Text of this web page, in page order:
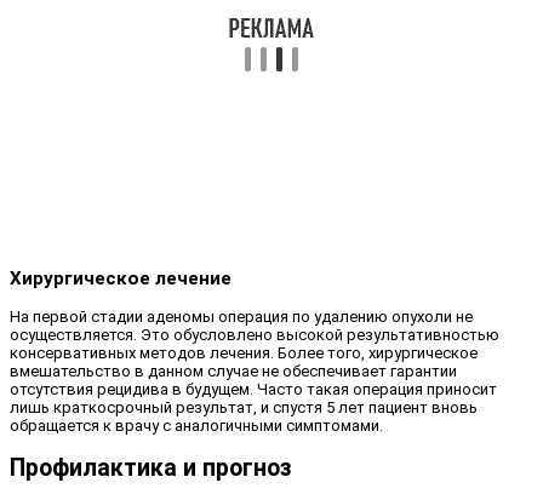
Хирургическое лечение
На первой стадии аденомы операция по удалению опухоли не
осуществляется. Это обусловлено высокой результативностью
консервативных методов лечения. Более того, хирургическое
вмешательство в данном случае не обеспечивает гарантии
отсутствия рецидива в будущем. Часто такая операция приносит
лишь краткосрочный результат, и спустя 5 лет пациент вновь
обращается к врачу с аналогичными симптомами.
Профилактика и прогноз